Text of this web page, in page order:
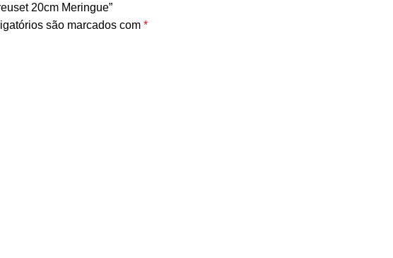
20cm Meringue”
são marcados com *